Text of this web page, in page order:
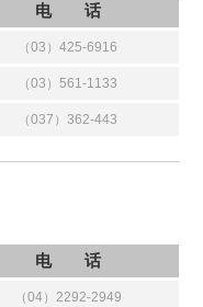
电 话
（03）425-6916
（03）561-1133
（037）362-443
电 话
（04）2292-2949